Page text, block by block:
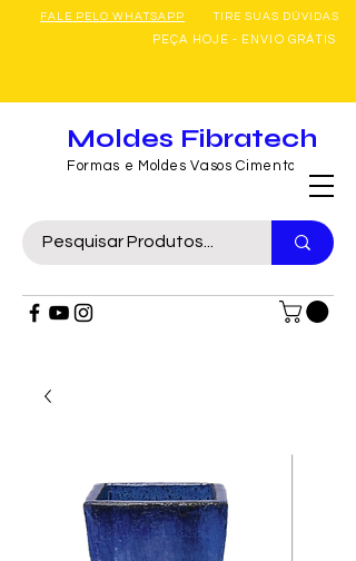
FALE PELO WHATSAPP TIRE SUAS DÚVIDAS
PEÇA HOJE - ENVIO GRÁTIS
Formas e Moldes Vasos Cimento
Moldes Fibratech